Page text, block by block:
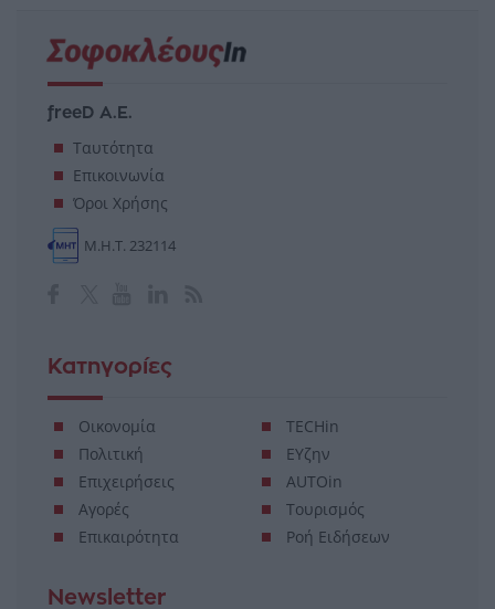
freeD Α.Ε.
Ταυτότητα
Επικοινωνία
Όροι Χρήσης
Μ.Η.Τ. 232114
Κατηγορίες
Οικονομία
Πολιτική
Επιχειρήσεις
Αγορές
Επικαιρότητα
TECHin
ΕΥζην
AUTOin
Τουρισμός
Ροή Ειδήσεων
Newsletter